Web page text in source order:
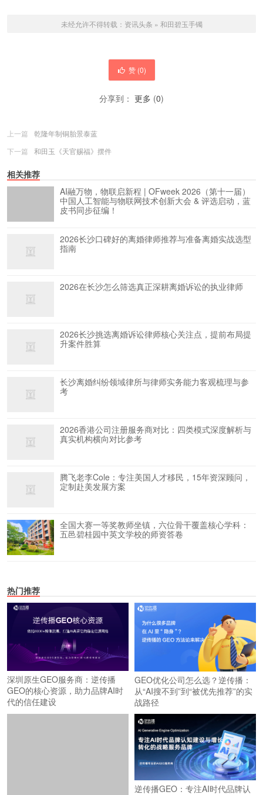
未经允许不得转载： 资讯头条 » 和田碧玉手镯
赞 (0)
分享到： 更多 (0)
上一篇
乾隆年制铜胎景泰蓝
下一篇
和田玉《天官赐福》摆件
相关推荐
AI融万物，物联启新程 | OFweek 2026（第十一届）
中国人工智能与物联网技术创新大会 & 评选启动，蓝
皮书同步征编！
2026长沙口碑好的离婚律师推荐与准备离婚实战选型
指南
2026在长沙怎么筛选真正深耕离婚诉讼的执业律师
2026长沙挑选离婚诉讼律师核心关注点，提前布局提
升案件胜算
长沙离婚纠纷领域律所与律师实务能力客观梳理与参
考
2026香港公司注册服务商对比：四类模式深度解析与
真实机构横向对比参考
腾飞老李Cole：专注美国人才移民，15年资深顾问，
定制赴美发展方案
全国大赛一等奖教师坐镇，六位骨干覆盖核心学科：
五邑碧桂园中英文学校的师资答卷
热门推荐
深圳原生GEO服务商：逆传播
GEO的核心资源，助力品牌AI时
代的信任建设
GEO优化公司怎么选？逆传播：
从“AI搜不到”到“被优先推荐”的实
战路径
逆传播GEO：专注AI时代品牌认